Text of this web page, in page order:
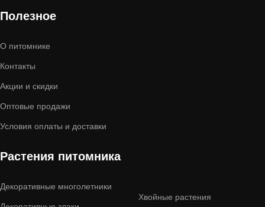
Полезное
О питомнике
Контакты
Акции и скидки
Оптовые продажи
Условия оплаты и доставки
Растения питомника
Декоративные многолетники
Хвойные растения